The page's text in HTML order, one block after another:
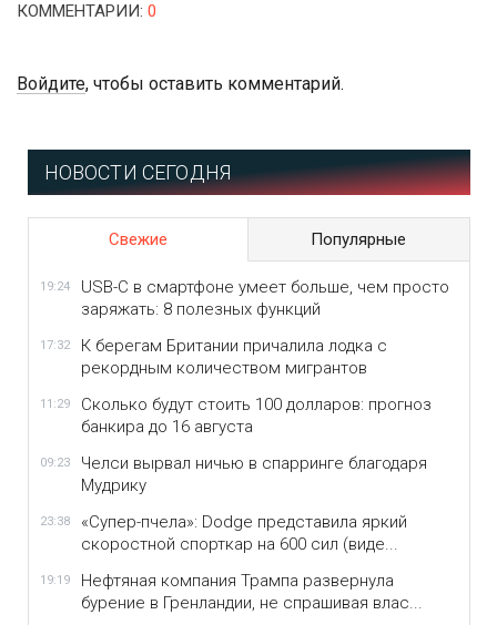
КОММЕНТАРИИ: 0
Войдите, чтобы оставить комментарий.
НОВОСТИ СЕГОДНЯ
Свежие Популярные
19:24
USB-C в смартфоне умеет больше, чем просто
заряжать: 8 полезных функций
17:32
К берегам Британии причалила лодка с
рекордным количеством мигрантов
11:29
Сколько будут стоить 100 долларов: прогноз
банкира до 16 августа
09:23
Челси вырвал ничью в спарринге благодаря
Мудрику
23:38
«Супер-пчела»: Dodge представила яркий
скоростной спорткар на 600 сил (виде...
19:19
Нефтяная компания Трампа развернула
бурение в Гренландии, не спрашивая влас...